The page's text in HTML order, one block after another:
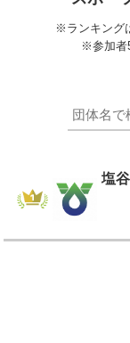
※ランキング
※参加者
塩